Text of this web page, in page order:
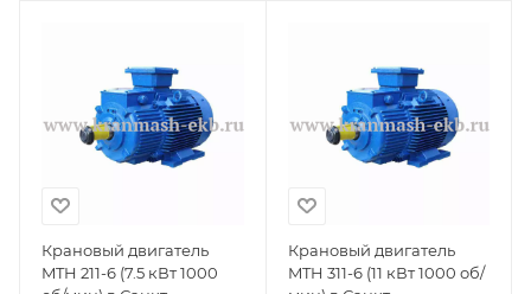
Крановый двигатель
MTH 211-6 (7.5 кВт 1000
Крановый двигатель
MTH 311-6 (11 кВт 1000 об/